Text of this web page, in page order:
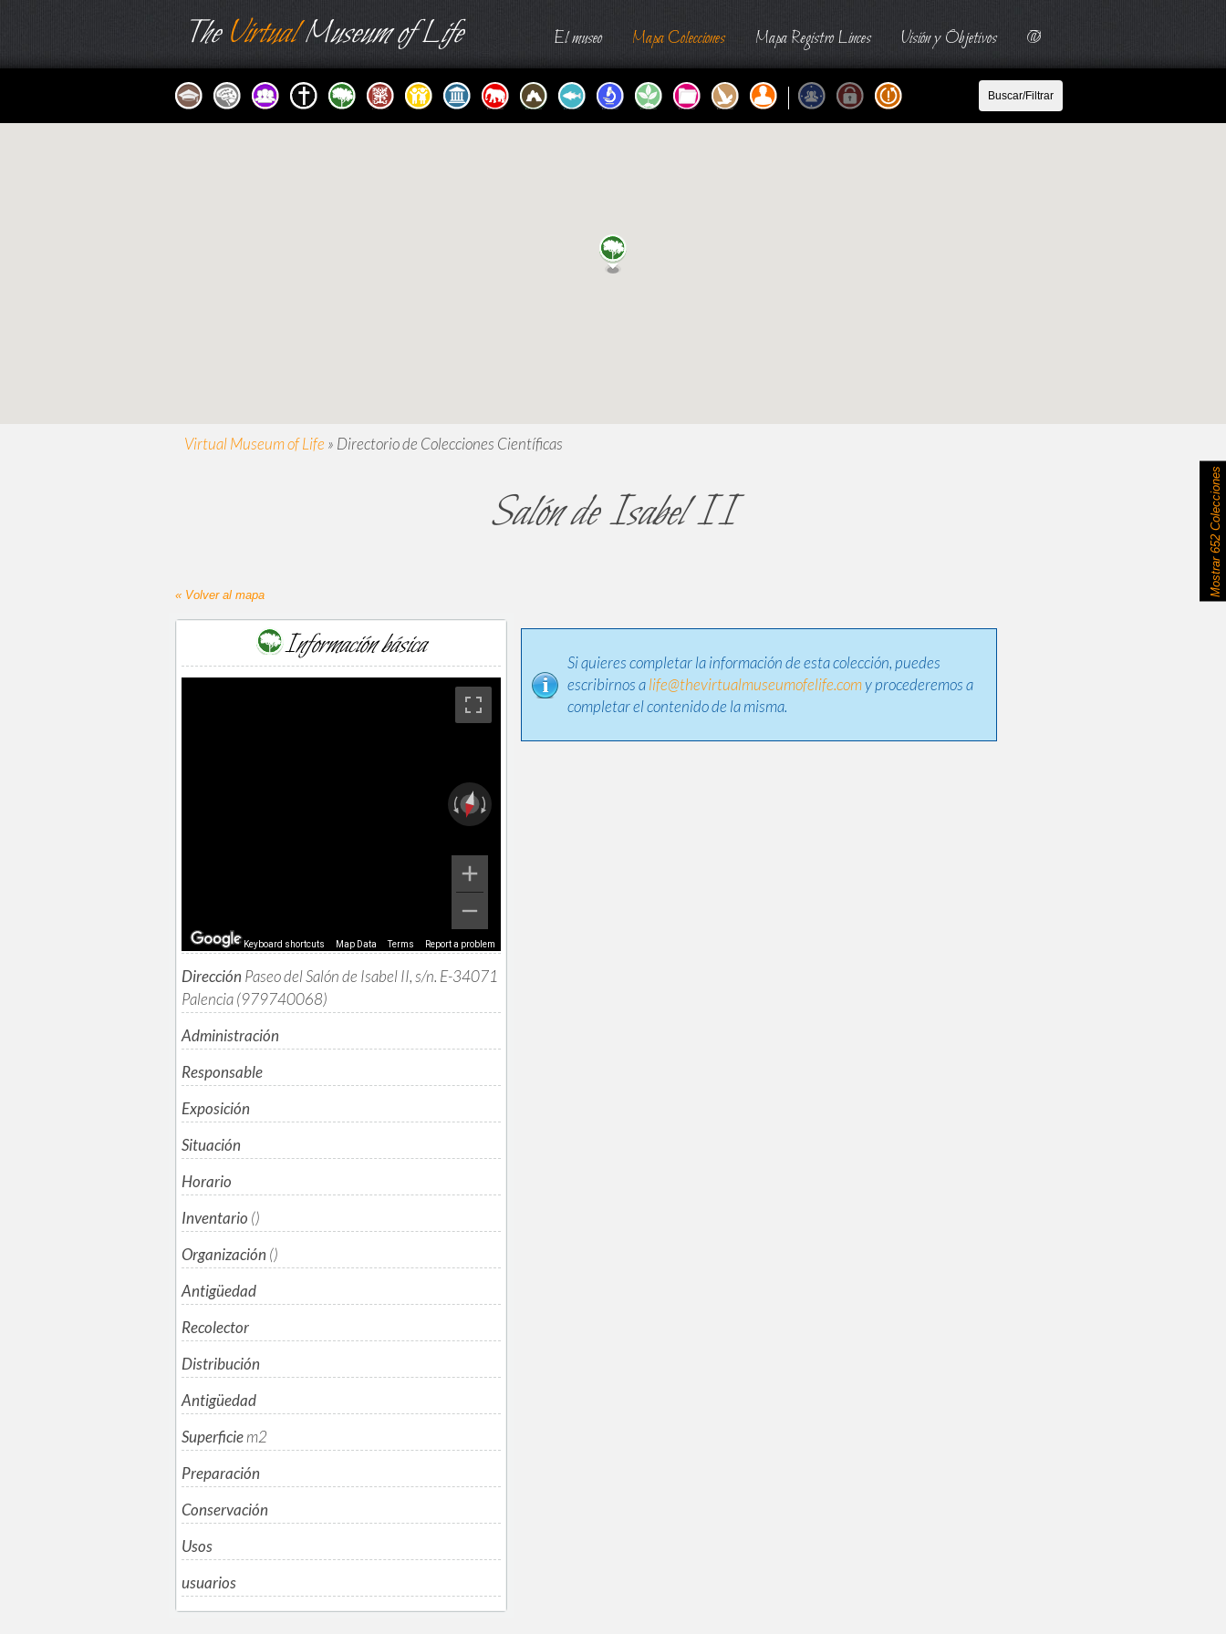
TheVirtualMuseum of Life El museo Mapa Colecciones Mapa Registro Linces Visión y Objetivos @
Mostrar
652 Colecciones
Virtual Museum of Life » Directorio de Colecciones Científicas
Salón de Isabel II
« Volver al mapa
Información básica
Keyboard shortcuts Map Data Terms Report a problem
Dirección Paseo del Salón de Isabel II, s/n. E-34071
Palencia (979740068)
Administración
Responsable
Exposición
Situación
Horario
Inventario ()
Organización ()
Antigüedad
Recolector
Distribución
Antigüedad
Superficiem2
Preparación
Conservación
Usos
usuarios
Si quieres completar la información de esta colección, puedes
escribirnos alife@thevirtualmuseumofelife.comy procederemos a
completar el contenido de la misma.